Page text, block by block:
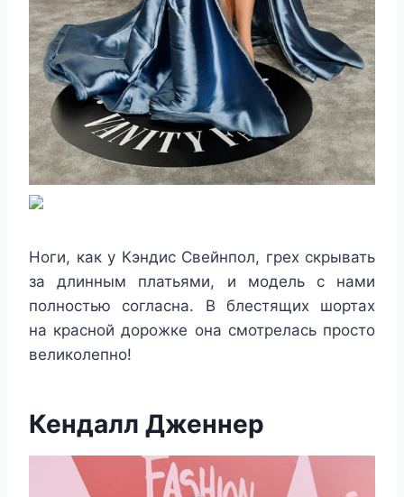
Ноги, как у Кэндис Свейнпол, грех скрывать
за длинным платьями, и модель с нами
полностью согласна. В блестящих шортах
на красной дорожке она смотрелась просто
великолепно!
Кендалл Дженнер